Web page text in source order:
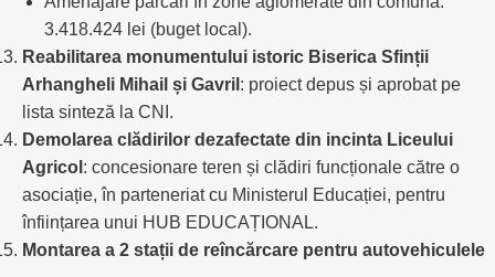
3.418.424 lei (buget local).
Reabilitarea monumentului istoric Biserica Sfinții
Arhangheli Mihail și Gavril : proiect depus și aprobat pe
lista sinteză la CNI.
Demolarea clădirilor dezafectate din incinta Liceului
Agricol : concesionare teren și clădiri funcționale către o
asociație, în parteneriat cu Ministerul Educației, pentru
înființarea unui HUB EDUCAȚIONAL.
Montarea a 2 stații de reîncărcare pentru autovehiculele